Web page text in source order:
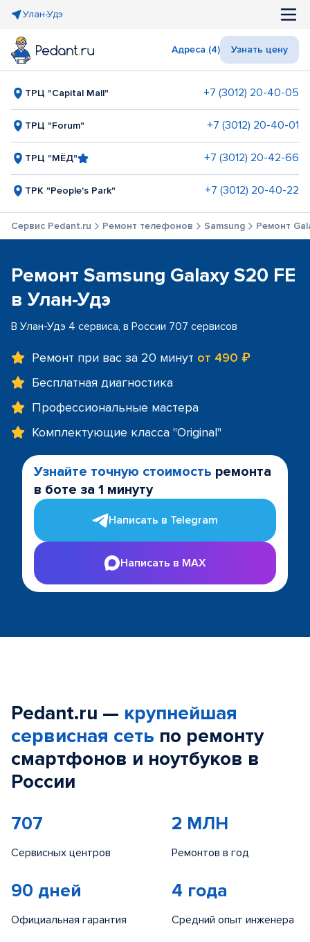
Улан-Удэ
Адреса (4) Узнать цену
ТРЦ "Capital Mall" +7 (3012) 20-40-05
ТРЦ "Forum" +7 (3012) 20-40-01
ТРЦ "МЁД" +7 (3012) 20-42-66
ТРК "People's Park" +7 (3012) 20-40-22
Сервис Pedant.ru Ремонт телефонов Samsung Ремонт
Ремонт Samsung Galaxy S20 FE
в Улан-Удэ
В Улан-Удэ 4 сервиса, в России 707 сервисов
Ремонт при вас за 20 минут от 490 ₽
Бесплатная диагностика
Профессиональные мастера
Комплектующие класса "Original"
Узнайте точную стоимость ремонта
в боте за 1 минуту
Написать в Telegram
Написать в MAX
Pedant.ru — крупнейшая
сервисная сеть по ремонту
смартфонов и ноутбуков в
России
707
Сервисных центров
2 МЛН
Ремонтов в год
90 дней
Официальная гарантия
4 года
Средний опыт инженера